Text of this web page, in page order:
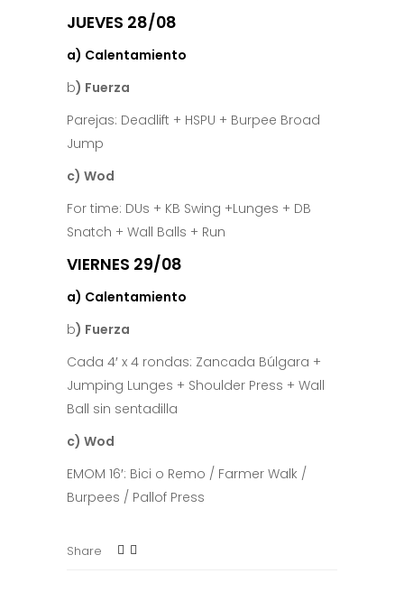
JUEVES 28/08
a) Calentamiento
b) Fuerza
Parejas: Deadlift + HSPU + Burpee Broad
Jump
c) Wod
For time: DUs + KB Swing +Lunges + DB
Snatch + Wall Balls + Run
VIERNES 29/08
a) Calentamiento
b) Fuerza
Cada 4′ x 4 rondas: Zancada Búlgara +
Jumping Lunges + Shoulder Press + Wall
Ball sin sentadilla
c) Wod
EMOM 16′: Bici o Remo / Farmer Walk /
Burpees / Pallof Press
Share